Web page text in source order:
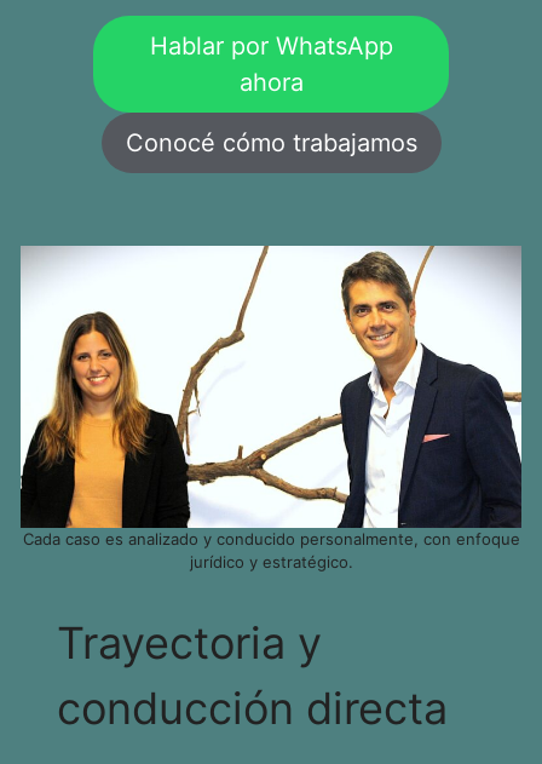
Hablar por WhatsApp
ahora
Conocé cómo trabajamos
Cada caso es analizado y conducido personalmente, con enfoque
jurídico y estratégico.
Trayectoria y
conducción directa